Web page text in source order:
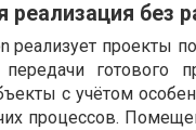
реализация без
реализует проекты
готового
с учётом
процессов.